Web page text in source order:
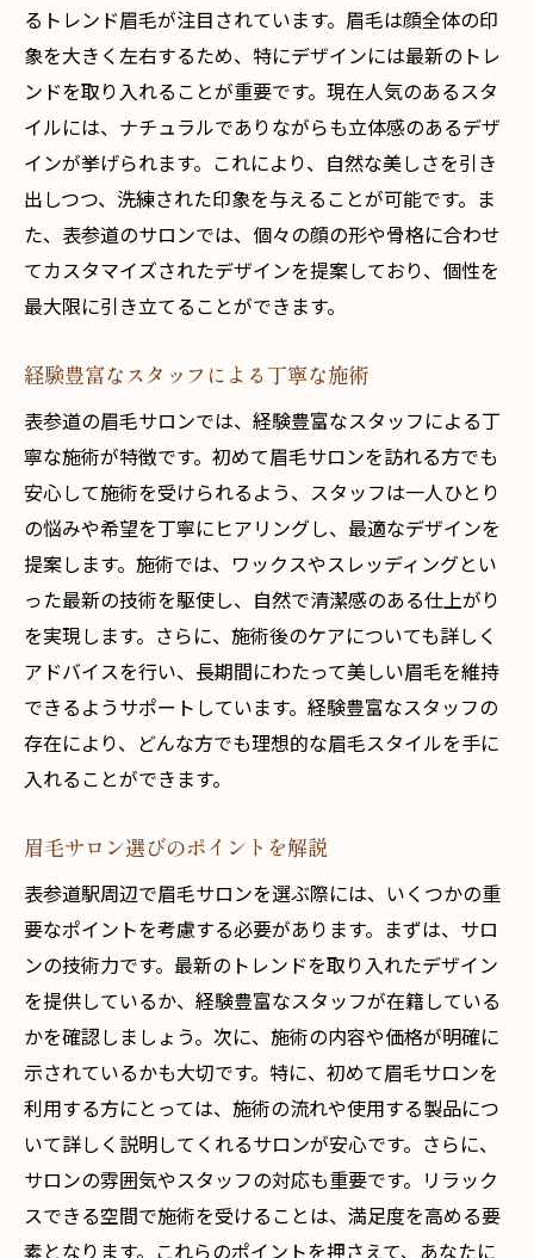
眉毛サロンで理想のデザインを実現
表参道で最新眉毛トレンドに触れる
表参道の眉毛サロン、最新技術を体験しよう
最新技術で洗練された眉毛を手に入れる
表参道で体験できる眉毛サロンの魅力
話題の施術でトレンド眉毛を実現
表参道駅周辺で最新眉毛デザイン探し
眉毛サロンで自分に合うスタイルを発見
表参道駅で眉毛サロントレンドを楽しむ方法
表参道で注目の眉毛スタイルを試す
眉毛サロンでトレンドを先取りする
最新の施術法で理想の眉毛を手に入れる
表参道の人気サロンで眉毛トレンド体験
眉毛スタイルの選び方と最新情報
表参道駅で眉毛トレンドの先端を知る
最新の眉毛スタイルを表参道駅で探求
表参道で最新眉毛トレンドを追求
流行の眉毛スタイルを体験する方法
眉毛サロンで自分だけのデザインを探す
表参道で理想の眉毛スタイルを発見
るトレンド眉毛が注目されています。眉毛は顔全体の印
象を大きく左右するため、特にデザインには最新のトレ
ンドを取り入れることが重要です。現在人気のあるスタ
イルには、ナチュラルでありながらも立体感のあるデザ
インが挙げられます。これにより、自然な美しさを引き
出しつつ、洗練された印象を与えることが可能です。ま
た、表参道のサロンでは、個々の顔の形や骨格に合わせ
てカスタマイズされたデザインを提案しており、個性を
最大限に引き立てることができます。
経験豊富なスタッフによる丁寧な施術
表参道の眉毛サロンでは、経験豊富なスタッフによる丁
寧な施術が特徴です。初めて眉毛サロンを訪れる方でも
安心して施術を受けられるよう、スタッフは一人ひとり
の悩みや希望を丁寧にヒアリングし、最適なデザインを
提案します。施術では、ワックスやスレッディングとい
った最新の技術を駆使し、自然で清潔感のある仕上がり
を実現します。さらに、施術後のケアについても詳しく
アドバイスを行い、長期間にわたって美しい眉毛を維持
できるようサポートしています。経験豊富なスタッフの
存在により、どんな方でも理想的な眉毛スタイルを手に
入れることができます。
眉毛サロン選びのポイントを解説
表参道駅周辺で眉毛サロンを選ぶ際には、いくつかの重
要なポイントを考慮する必要があります。まずは、サロ
ンの技術力です。最新のトレンドを取り入れたデザイン
を提供しているか、経験豊富なスタッフが在籍している
かを確認しましょう。次に、施術の内容や価格が明確に
示されているかも大切です。特に、初めて眉毛サロンを
利用する方にとっては、施術の流れや使用する製品につ
いて詳しく説明してくれるサロンが安心です。さらに、
サロンの雰囲気やスタッフの対応も重要です。リラック
スできる空間で施術を受けることは、満足度を高める要
素となります。これらのポイントを押さえて、あなたに